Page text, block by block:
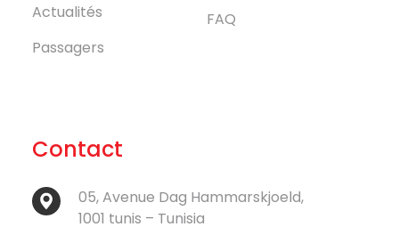
Actualités
Passagers
FAQ
Contact
05, Avenue Dag Hammarskjoeld,
1001 tunis – Tunisia